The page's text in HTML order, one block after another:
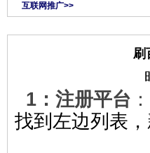
互联网推广>>
刷
1：注册平台 ：
找到左边列表，